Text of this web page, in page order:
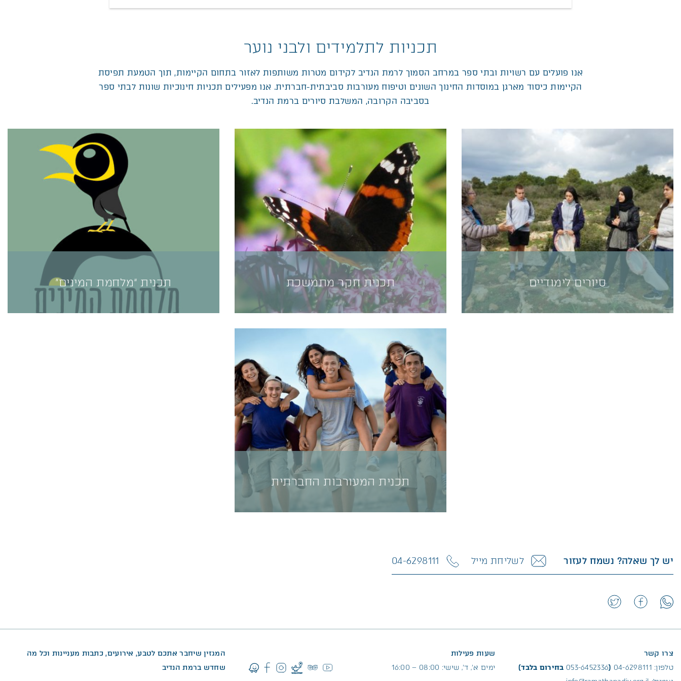
תכניות לתלמידים ולבני נוער
אנו פועלים עם רשויות ובתי ספר במרחב הסמוך לרמת הנדיב לקידום מטרות משותפות לאזור בתחום הקיימות, תוך הטמעת תפיסת
הקיימות כיסוד מארגן במוסדות החינוך השונים וטיפוח מעורבות סביבתית-חברתית. אנו מפעילים תכניות חינוכיות שונות לבתי ספר
בסביבה הקרובה, המשלבת סיורים ברמת הנדיב.
סיורים לימודיים תכנית חקר מתמשכת
תכנית חקר מתמשכת בנושא דבורים ופרפרים –
תכנית חקר בת 5 מפגשים, המתקיימת ברמת הנדיב
בהדרכת צוות החינוך של רמת הנדיב. מטרת התכנית
היא לחקור את עולם המופלא של המאביקים- דרך
הדבורים והפרפרים – באמצעות כלי החקר המדעי,
בהם נעשה שימוש במחקרים ברמת הנדיב...
למידע נוסף>>
תכנית “מלחמת המינים”
תכנית המעורבות החברתית
בשטח וחשוב להם לשמור על חיות הבר, מוזמנים
להיות חלק מתכנית בינלאומית של מעורבות נוער
יש לך שאלה? נשמח לעזור לשליחת מייל 04-6298111
צרו קשר
טלפון: 04-6298111
(
053-6452336 בחירום בלבד)
שעות פעילות
ימים א׳, ד’, שישי: 08:00 – 16:00
המגזין שיחבר אתכם לטבע, אירועים, כתבות מעניינות וכל מה
שחדש ברמת הנדיב